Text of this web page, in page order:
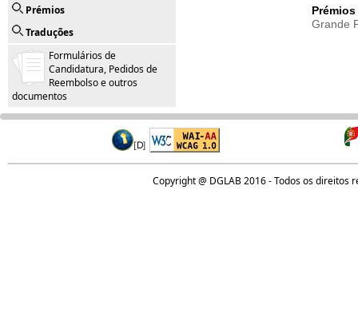
Prémios
Traduções
Formulários de
Candidatura, Pedidos de
Reembolso e outros
documentos
Prémios
Grande
Copyright @ DGLAB 2016 - Todos os